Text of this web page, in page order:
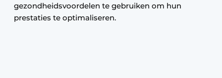
gezondheidsvoordelen te gebruiken om hun
prestaties te optimaliseren.